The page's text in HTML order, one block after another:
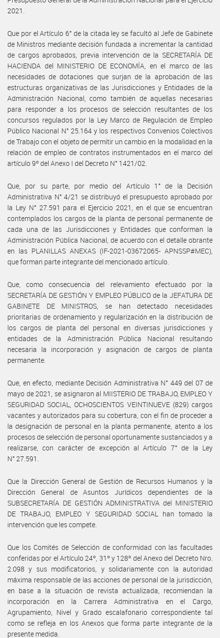
2021.
Que por el Artículo 6° de la citada ley se facultó al Jefe de Gabinete
de Ministros mediante decisión fundada a incrementar la cantidad
de cargos aprobados, previa intervención de la SECRETARÍA DE
HACIENDA del MINISTERIO DE ECONOMÍA, en el marco de las
necesidades de dotaciones que surjan de la aprobación de las
estructuras organizativas de las Jurisdicciones y Entidades de la
Administración Nacional, como también de aquellas necesarias
para responder a los procesos de selección resultantes de los
concursos regulados por la Ley Marco de Regulación de Empleo
Público Nacional N° 25.164 y los respectivos Convenios Colectivos
de Trabajo con el objeto de permitir un cambio en la modalidad en la
relación de empleo de contratos instrumentados en el marco del
artículo 9º del Anexo I del Decreto N° 1421/02.
Que, por su parte, por medio del Artículo 1° de la Decisión
Administrativa N° 4/21 se distribuyó el presupuesto aprobado por
la Ley N° 27.591 para el Ejercicio 2021, en el que se encuentran
contemplados los cargos de la planta de personal permanente de
cada una de las Jurisdicciones y Entidades que conforman la
Administración Pública Nacional, de acuerdo con el detalle obrante
en las PLANILLAS ANEXAS (IF-2021-03672065- APNSSP#MEC),
que forman parte integrante del mencionado artículo.
Que, como consecuencia del relevamiento efectuado por la
SECRETARÍA DE GESTIÓN Y EMPLEO PÚBLICO de la JEFATURA DE
GABINETE DE MINISTROS, se han detectado necesidades
prioritarias de ordenamiento y regularización en la distribución de
los cargos de planta del personal en diversas jurisdicciones y
entidades de la Administración Pública Nacional resultando
necesaria la incorporación y asignación de cargos de planta
permanente.
Que, en efecto, mediante Decisión Administrativa N° 449 del 07 de
mayo de 2021, se asignaron al MIISTERIO DE TRABAJO, EMPLEO Y
SEGURIDAD SOCIAL, OCHOSCIENTOS VEINTINUEVE (829) cargos
vacantes y autorizados para su cobertura, con el fin de proceder a
la designación de personal en la planta permanente, atento a los
procesos de selección de personal oportunamente sustanciados y a
realizarse, con carácter de excepción al Artículo 7° de la Ley
N° 27.591.
Que la Dirección General de Gestión de Recursos Humanos y la
Dirección General de Asuntos Jurídicos dependientes de la
SUBSECRETARÍA DE GESTIÓN ADMINISTRATIVA del MINISTERIO
DE TRABAJO, EMPLEO Y SEGURIDAD SOCIAL han tomado la
intervención que les compete.
Que los Comités de Selección de conformidad con las facultades
conferidas por el Artículo 24º, 31º y 128º del Anexo del Decreto Nro.
2.098 y sus modificatorios, y solidariamente con la autoridad
máxima responsable de las acciones de personal de la jurisdicción,
en base a la situación de revista actualizada, recomiendan la
incorporación en la Carrera Administrativa en el Cargo,
Agrupamiento, Nivel y Grado escalafonario correspondiente tal
como se refleja en los Anexos que forma parte integrante de la
presente medida.